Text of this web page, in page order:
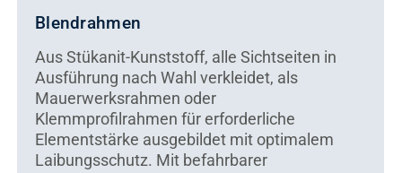
Blendrahmen
Aus Stükanit-Kunststoff, alle Sichtseiten in
Ausführung nach Wahl verkleidet, als
Mauerwerksrahmen oder
Klemmprofilrahmen für erforderliche
Elementstärke ausgebildet mit optimalem
Laibungsschutz. Mit befahrbarer